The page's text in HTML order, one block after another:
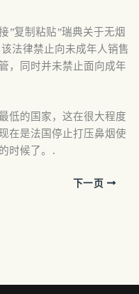
”复制粘贴”瑞典关于无烟
法律禁止向未成年人销售
，同时并未禁止面向成年
低的国家，这在很大程度
在是法国停止打压鼻烟使
时候了。.
下一页